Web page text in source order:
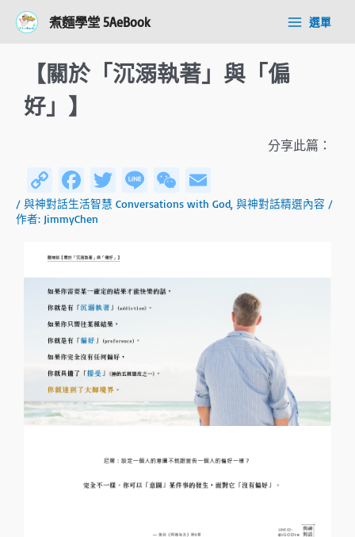
煮麵學堂 5AeBook
Main選單
【關於「沉溺執著」與「偏
好」】
分享此篇：
C
o
py
Li
n
k
Fa
ce
b
o
ok
T
wi
er
Li
n
W
e
at
m
/ 與神對話生活智慧 Conversations with God 與神對話精選內容 /
作者: JimmyChen
navigation